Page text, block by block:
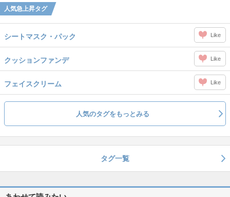
人気急上昇タグ
シートマスク・パック Like
クッションファンデ Like
フェイスクリーム Like
人気のタグをもっとみる
タグ一覧